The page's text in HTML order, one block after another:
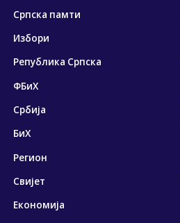
Српска памти
Избори
Република Српска
ФБиХ
Србија
БиХ
Регион
Свијет
Економија